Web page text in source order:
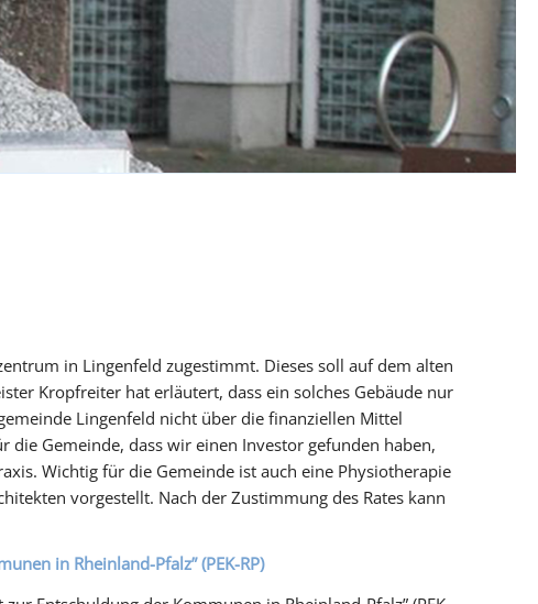
in Lingenfeld zugestimmt. Dieses soll auf dem alten
Kropfreiter hat erläutert, dass ein solches Gebäude nur
Lingenfeld nicht über die finanziellen Mittel
die Gemeinde, dass wir einen Investor gefunden haben,
Wichtig für die Gemeinde ist auch eine Physiotherapie
vorgestellt. Nach der Zustimmung des Rates kann
in Rheinland-Pfalz” (PEK-RP)